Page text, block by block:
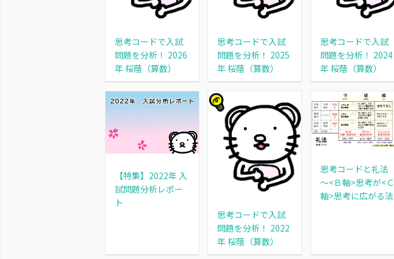
思考コードで入試
問題を分析！ 2026
年 桜蔭（算数）
思考コードで入試
問題を分析！ 2025
年 桜蔭（算数）
思考コードで入試
問題を分析！ 2024
年 桜蔭（算数）
【特集】2022年 入
試問題分析レポー
ト
思考コードで入試
問題を分析！ 2022
年 桜蔭（算数）
思考コードと礼法
～<Ｂ軸>思考が<Ｃ
軸>思考に広がる法